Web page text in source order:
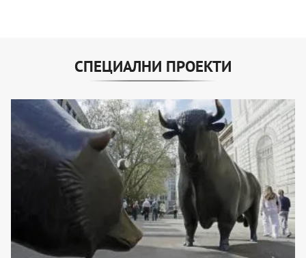
СПЕЦИАЛНИ ПРОЕКТИ